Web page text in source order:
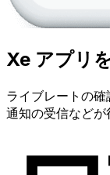
Xe アプリ
ライブレートの確
通知の受信などが